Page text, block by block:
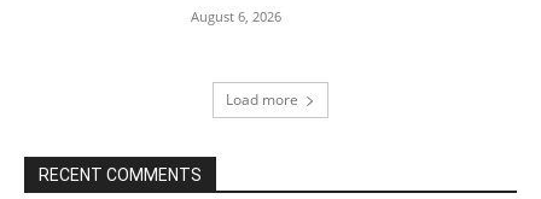
August 6, 2026
Load more
RECENT COMMENTS